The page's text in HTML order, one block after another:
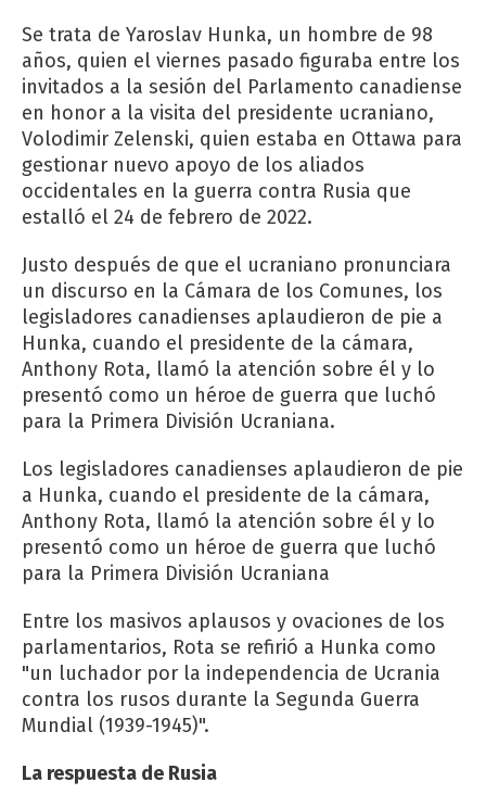
Se trata de Yaroslav Hunka, un hombre de 98
años, quien el viernes pasado figuraba entre los
invitados a la sesión del Parlamento canadiense
en honor a la visita del presidente ucraniano,
Volodimir Zelenski, quien estaba en Ottawa para
gestionar nuevo apoyo de los aliados
occidentales en la guerra contra Rusia que
estalló el 24 de febrero de 2022.
Justo después de que el ucraniano pronunciara
un discurso en la Cámara de los Comunes, los
legisladores canadienses aplaudieron de pie a
Hunka, cuando el presidente de la cámara,
Anthony Rota, llamó la atención sobre él y lo
presentó como un héroe de guerra que luchó
para la Primera División Ucraniana.
Los legisladores canadienses aplaudieron de pie
a Hunka, cuando el presidente de la cámara,
Anthony Rota, llamó la atención sobre él y lo
presentó como un héroe de guerra que luchó
para la Primera División Ucraniana
Entre los masivos aplausos y ovaciones de los
parlamentarios, Rota se refirió a Hunka como
"un luchador por la independencia de Ucrania
contra los rusos durante la Segunda Guerra
Mundial (1939-1945)".
La respuesta de Rusia